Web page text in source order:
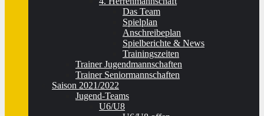
Das Team
Spielplan
Anschreibeplan
Spielberichte & News
Trainingszeiten
Trainer Jugendmannschaften
Trainer Seniormannschaften
Saison 2021/2022
Jugend-Teams
U6/U8